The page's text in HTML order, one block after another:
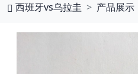
西班牙vs乌拉圭 产品展示